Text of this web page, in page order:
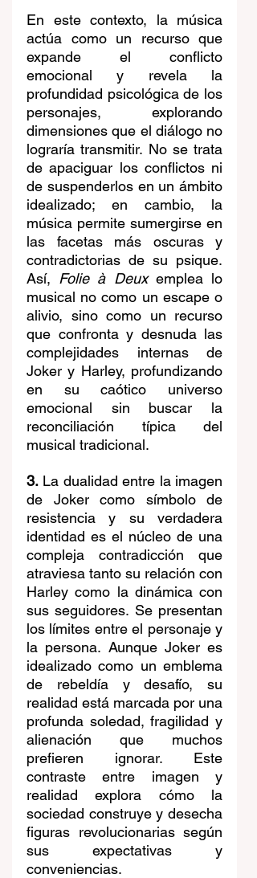
En este contexto, la música
actúa como un recurso que
expande el conflicto
emocional y revela la
profundidad psicológica de los
personajes, explorando
dimensiones que el diálogo no
lograría transmitir. No se trata
de apaciguar los conflictos ni
de suspenderlos en un ámbito
idealizado; en cambio, la
música permite sumergirse en
las facetas más oscuras y
contradictorias de su psique.
Así, Folie à Deux emplea lo
musical no como un escape o
alivio, sino como un recurso
que confronta y desnuda las
complejidades internas de
Joker y Harley, profundizando
en su caótico universo
emocional sin buscar la
reconciliación típica del
musical tradicional.
3. La dualidad entre la imagen
de Joker como símbolo de
resistencia y su verdadera
identidad es el núcleo de una
compleja contradicción que
atraviesa tanto su relación con
Harley como la dinámica con
sus seguidores. Se presentan
los límites entre el personaje y
la persona. Aunque Joker es
idealizado como un emblema
de rebeldía y desafío, su
realidad está marcada por una
profunda soledad, fragilidad y
alienación que muchos
prefieren ignorar. Este
contraste entre imagen y
realidad explora cómo la
sociedad construye y desecha
figuras revolucionarias según
sus expectativas y
conveniencias.